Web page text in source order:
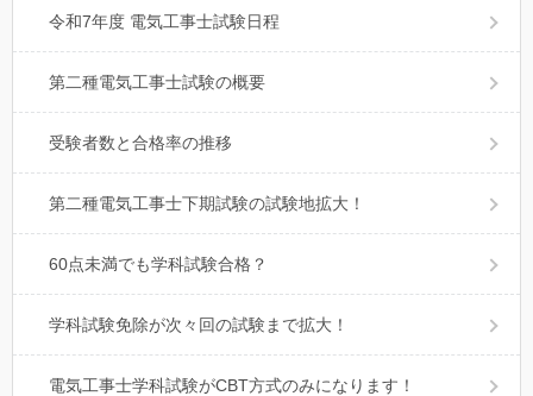
令和7年度 電気工事士試験日程
第二種電気工事士試験の概要
受験者数と合格率の推移
第二種電気工事士下期試験の試験地拡大！
60点未満でも学科試験合格？
学科試験免除が次々回の試験まで拡大！
電気工事士学科試験がCBT方式のみになります！